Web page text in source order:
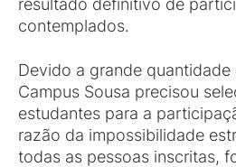
resultado definitivo de
contemplados.
Devido a grande
Campus Sousa precisou
estudantes para a
razão da impossibilidade
todas as pessoas inscritas,